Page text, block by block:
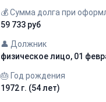
💰 Сумма долга при
59 733 руб
👤 Должник
физическое лицо, 01
🎂 Год рождения
1972 г. (54 лет)